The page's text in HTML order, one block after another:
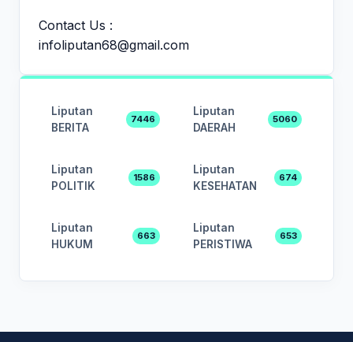
Contact Us :
infoliputan68@gmail.com
Liputan
BERITA
7446
Liputan
DAERAH
5060
Liputan
POLITIK
1586
Liputan
KESEHATAN
674
Liputan
HUKUM
663
Liputan
PERISTIWA
653